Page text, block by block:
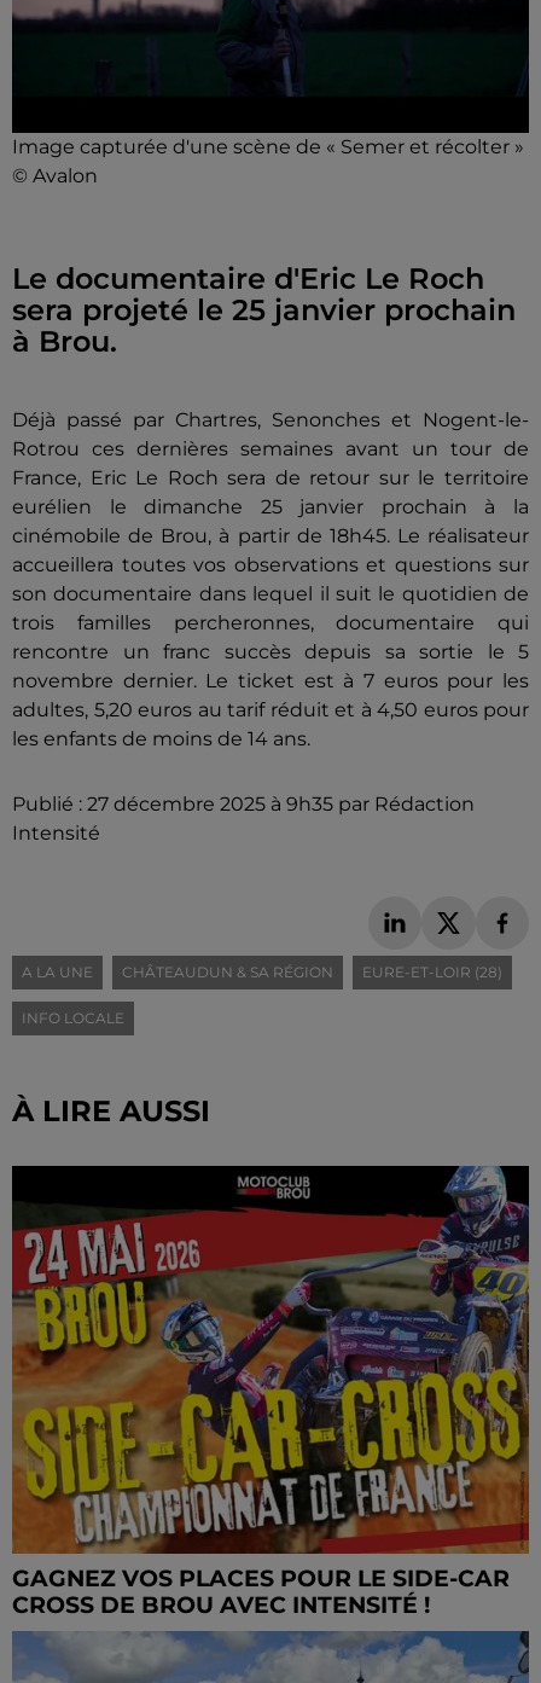
Image capturée d'une scène de « Semer et récolter »
© Avalon
Le documentaire d'Eric Le Roch
sera projeté le 25 janvier prochain
à Brou.
Déjà passé par Chartres, Senonches et Nogent-le-
Rotrou ces dernières semaines avant un tour de
France, Eric Le Roch sera de retour sur le territoire
eurélien le dimanche 25 janvier prochain à la
cinémobile de Brou, à partir de 18h45. Le réalisateur
accueillera toutes vos observations et questions sur
son documentaire dans lequel il suit le quotidien de
trois familles percheronnes, documentaire qui
rencontre un franc succès depuis sa sortie le 5
novembre dernier. Le ticket est à 7 euros pour les
adultes, 5,20 euros au tarif réduit et à 4,50 euros pour
les enfants de moins de 14 ans.
Publié : 27 décembre 2025 à 9h35 par Rédaction
Intensité
A LA UNE CHÂTEAUDUN & SA RÉGION EURE-ET-LOIR (28)
INFO LOCALE
À LIRE AUSSI
GAGNEZ VOS PLACES POUR LE SIDE-CAR
CROSS DE BROU AVEC INTENSITÉ !